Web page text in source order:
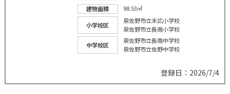
建物面積
98.53㎡
小学校区
泉佐野市立末広小学校
泉佐野市立長南小学校
中学校区
泉佐野市立長南中学校
泉佐野市立佐野中学校
登録日：2026/7/4